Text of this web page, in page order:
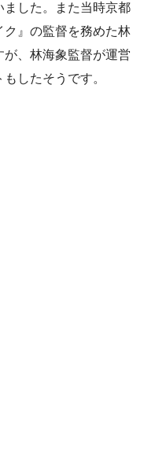
した。また当時京都
』の監督を務めた林
、林海象監督が運営
したそうです。